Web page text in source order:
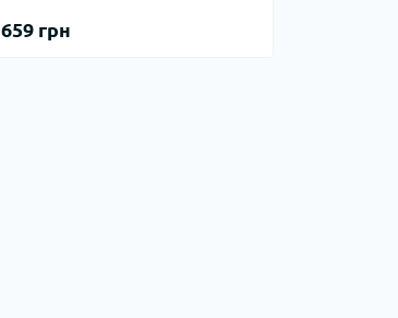
659 грн